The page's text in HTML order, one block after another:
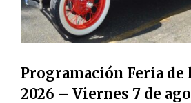
Programación Feria de
2026 – Viernes 7 de